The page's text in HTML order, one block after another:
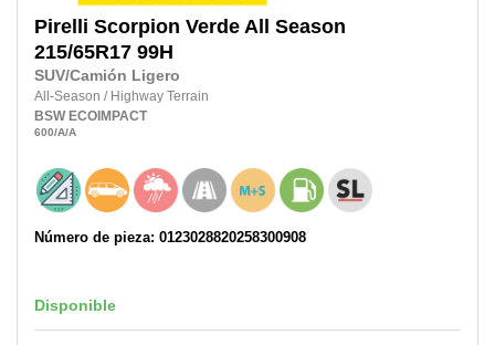
Pirelli Scorpion Verde All Season
215/65R17 99H
SUV/Camión Ligero
All-Season / Highway Terrain
BSW ECOIMPACT
600/A/A
Número de pieza: 0123028820258300908
Disponible